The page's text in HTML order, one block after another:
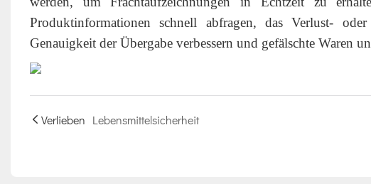
Produktinformationen schnell abfragen, das Verlust-
Genauigkeit der Übergabe verbessern und gefälschte Waren
Verlieben Lebensmittelsicherheit